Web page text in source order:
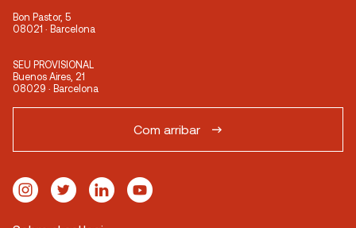
Bon Pastor, 5
08021 · Barcelona
SEU PROVISIONAL
Buenos Aires, 21
08029 · Barcelona
Com arribar